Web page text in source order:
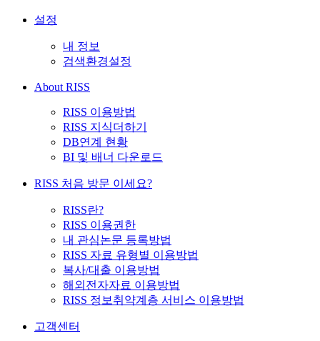
설정
내 정보
검색환경설정
About RISS
RISS 이용방법
RISS 지식더하기
DB연계 현황
BI 및 배너 다운로드
RISS 처음 방문 이세요?
RISS란?
RISS 이용권한
내 관심논문 등록방법
RISS 자료 유형별 이용방법
복사/대출 이용방법
해외전자자료 이용방법
RISS 정보취약계층 서비스 이용방법
고객센터